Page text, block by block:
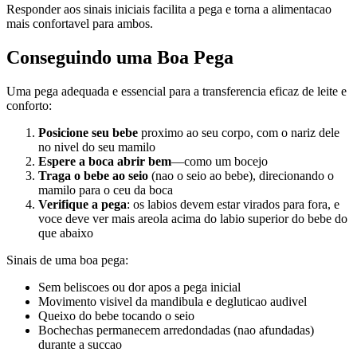
Responder aos sinais iniciais facilita a pega e torna a alimentacao
mais confortavel para ambos.
Conseguindo uma Boa Pega
Uma pega adequada e essencial para a transferencia eficaz de leite e
conforto:
Posicione seu bebe proximo ao seu corpo, com o nariz dele
no nivel do seu mamilo
Espere a boca abrir bem—como um bocejo
Traga o bebe ao seio (nao o seio ao bebe), direcionando o
mamilo para o ceu da boca
Verifique a pega: os labios devem estar virados para fora, e
voce deve ver mais areola acima do labio superior do bebe do
que abaixo
Sinais de uma boa pega:
Sem beliscoes ou dor apos a pega inicial
Movimento visivel da mandibula e degluticao audivel
Queixo do bebe tocando o seio
Bochechas permanecem arredondadas (nao afundadas)
durante a succao